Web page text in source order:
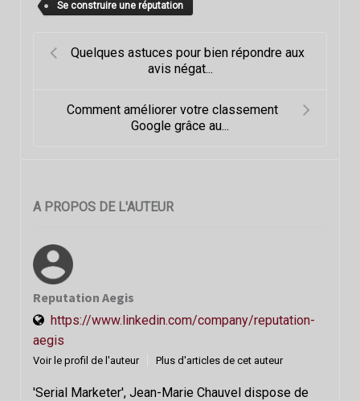
Se construire une réputation
Quelques astuces pour bien répondre aux
avis négat...
Comment améliorer votre classement
Google grâce au...
A PROPOS DE L'AUTEUR
Reputation Aegis
https://www.linkedin.com/company/reputation-
aegis
Voir le profil de l'auteur Plus d'articles de cet auteur
'Serial Marketer', Jean-Marie Chauvel dispose de